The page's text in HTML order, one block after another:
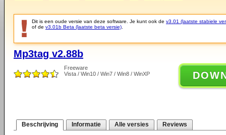
Dit is een oude versie van deze software. Je kunt ook de v3.01 (laatste stabiele
of de v3.01b Beta (laatste beta versie)
Mp3tag v2.88b
Freeware
Vista / Win10 / Win7 / Win8 / WinXP
Beschrijving Informatie Alle versies Reviews